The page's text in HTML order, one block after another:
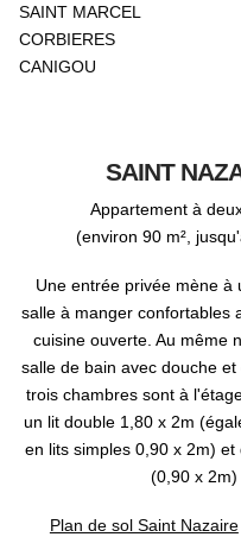
SAINT MARCEL
CORBIERES
CANIGOU
SAINT
Appartement à
(environ 90 m²,
Une entrée privée mène à
salle à manger confortables
cuisine ouverte. Au même
salle de bain avec douche
trois chambres sont à
un lit double 1,80 x 2m
en lits simples 0,90 x 2m) et
(0,90 x 2m)
Plan de sol Saint Nazaire